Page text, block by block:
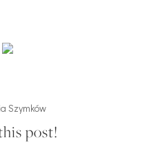
Szymków
post!